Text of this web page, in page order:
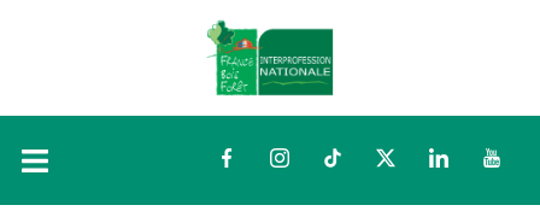
FacebookInstagramTikTokTwitterLinkedIn